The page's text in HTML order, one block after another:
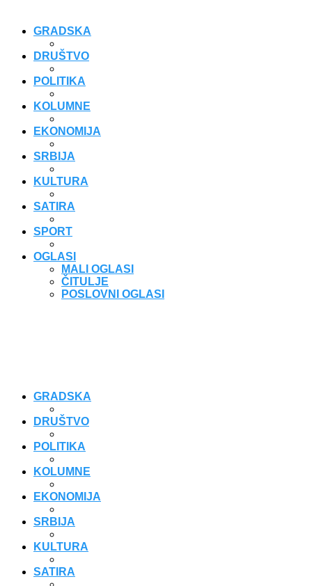
GRADSKA
DRUŠTVO
POLITIKA
KOLUMNE
EKONOMIJA
SRBIJA
KULTURA
SATIRA
SPORT
OGLASI
MALI OGLASI
ČITULJE
POSLOVNI OGLASI
GRADSKA
DRUŠTVO
POLITIKA
KOLUMNE
EKONOMIJA
SRBIJA
KULTURA
SATIRA